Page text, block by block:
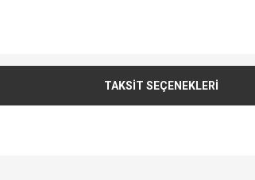
TAKSİT SEÇENEKLERİ